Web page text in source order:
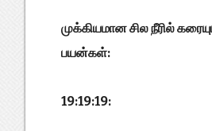
முக்கியமான சில நீரில்
பயன்கள்:
19:19:19: